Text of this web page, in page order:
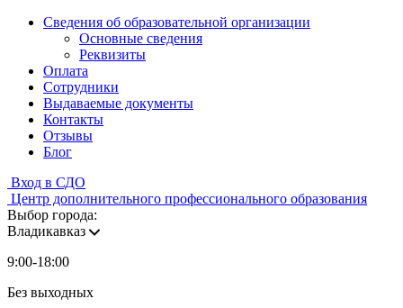
Сведения об образовательной организации
Основные сведения
Реквизиты
Оплата
Сотрудники
Выдаваемые документы
Контакты
Отзывы
Блог
Вход в СДО
Центр дополнительного профессионального образования
Выбор города:
Владикавказ
9:00-18:00
Без выходных